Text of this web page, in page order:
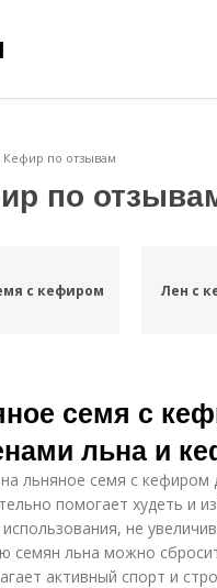
Кефир по отзывам
по
с кефиром Лен с
семя с
льна и
льняное семя с кефиром
помогает худеть и
не
семян льна можно
активный спорт и